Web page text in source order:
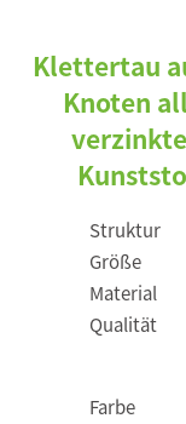
Klettertau
Knoten
Struktur
Größe
Material
Qualität
Farbe